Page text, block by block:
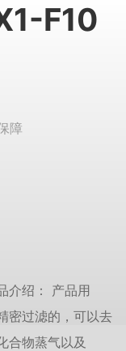
F10
障
介绍： 产品用
密过滤的，可以去
合物蒸气以及